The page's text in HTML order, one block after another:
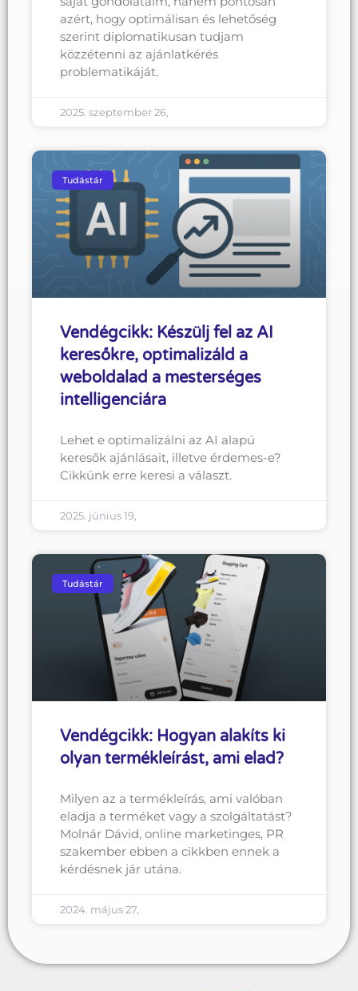
azért, hogy optimálisan és lehetőség
szerint diplomatikusan tudjam
közzétenni az ajánlatkérés
problematikáját.
2025. szeptember 26,
Tudástár
Vendégcikk: Készülj fel az AI
keresőkre, optimalizáld a
weboldalad a mesterséges
intelligenciára
Lehet e optimalizálni az AI alapú
keresők ajánlásait, illetve érdemes-e?
Cikkünk erre keresi a választ.
2025. június 19,
Tudástár
Vendégcikk: Hogyan alakíts ki
olyan termékleírást, ami elad?
Milyen az a termékleírás, ami valóban
eladja a terméket vagy a szolgáltatást?
Molnár Dávid, online marketinges, PR
szakember ebben a cikkben ennek a
kérdésnek jár utána.
2024. május 27,